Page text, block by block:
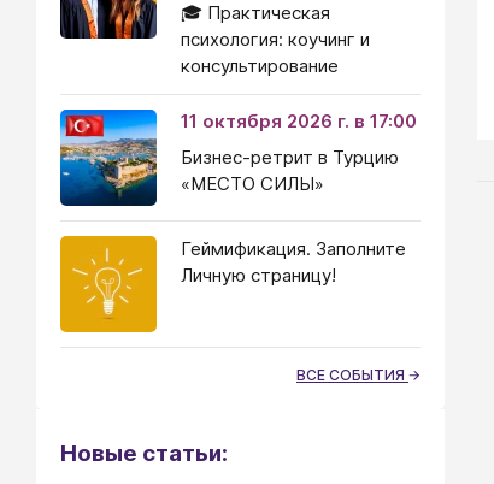
🎓 Практическая
психология: коучинг и
консультирование
11 октября 2026 г. в 17:00
Бизнес-ретрит в Турцию
«МЕСТО СИЛЫ»
Геймификация. Заполните
Личную страницу!
ВСЕ СОБЫТИЯ
Новые статьи: